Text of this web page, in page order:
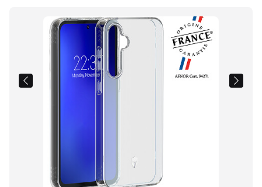
Images
produit